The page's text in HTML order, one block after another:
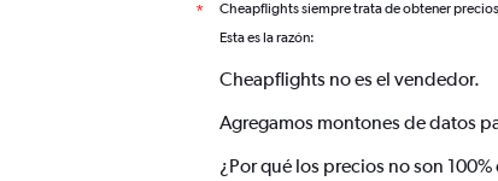
* Cheapflights siempre trata de obtener
Esta es la razón:
Cheapflights no es el vendedor.
Agregamos montones de datos
¿Por qué los precios no son 100%